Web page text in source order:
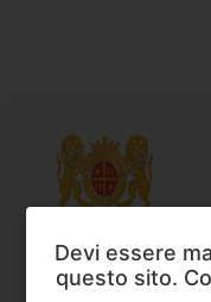
Mac
Devi essere
questo sito.